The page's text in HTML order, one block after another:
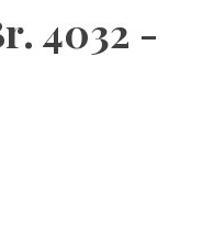
4032 -